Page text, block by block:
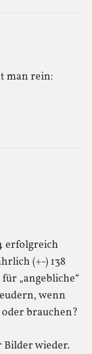
man rein:
erfolgreich
(+-) 138
„angebliche“
wenn
brauchen?
Bilder wieder.